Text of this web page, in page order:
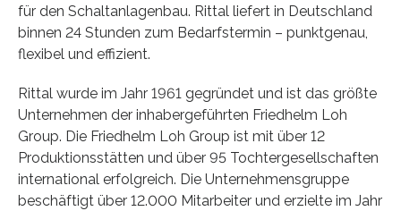
für den Schaltanlagenbau. Rittal liefert in Deutschland
binnen 24 Stunden zum Bedarfstermin – punktgenau,
flexibel und effizient.
Rittal wurde im Jahr 1961 gegründet und ist das größte
Unternehmen der inhabergeführten Friedhelm Loh
Group. Die Friedhelm Loh Group ist mit über 12
Produktionsstätten und über 95 Tochtergesellschaften
international erfolgreich. Die Unternehmensgruppe
beschäftigt über 12.000 Mitarbeiter und erzielte im Jahr